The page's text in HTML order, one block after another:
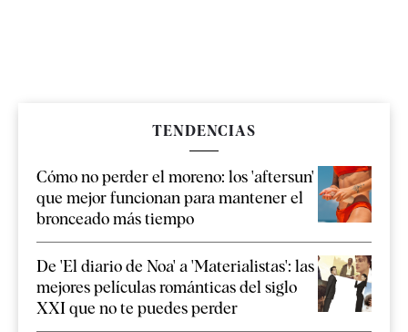
TENDENCIAS
Cómo no perder el moreno: los 'aftersun'
que mejor funcionan para mantener el
bronceado más tiempo
De 'El diario de Noa' a 'Materialistas': las
mejores películas románticas del siglo
XXI que no te puedes perder